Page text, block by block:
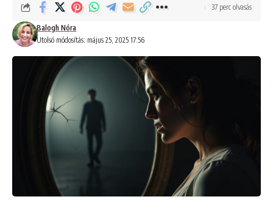
Utolsó módosítás: május 25, 2025 17:56
Balogh Nóra
37 perc olvasás